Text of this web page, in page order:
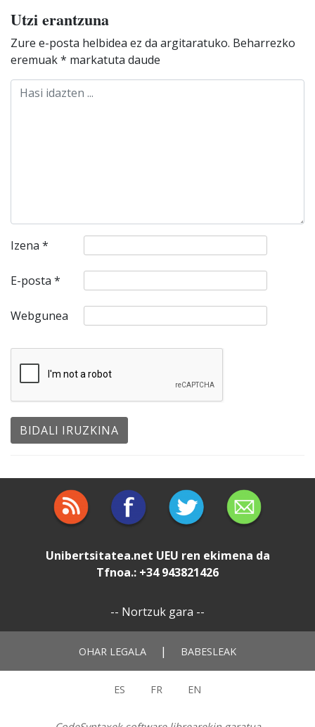
Utzi erantzuna
Zure e-posta helbidea ez da argitaratuko. Beharrezko
eremuak* markatuta daude
Izena *
E-posta *
Webgunea
Unibertsitatea.net UEU ren ekimena da
Tfnoa.: +34 943821426
-- Nortzuk gara --
OHAR LEGALA | BABESLEAK
ES FR EN